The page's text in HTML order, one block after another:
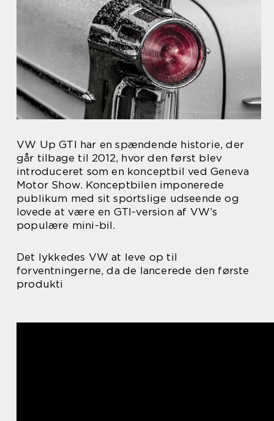
VW Up GTI har en spændende historie, der
går tilbage til 2012, hvor den først blev
introduceret som en konceptbil ved Geneva
Motor Show. Konceptbilen imponerede
publikum med sit sportslige udseende og
lovede at være en GTI-version af VW’s
populære mini-bil.
Det lykkedes VW at leve op til
forventningerne, da de lancerede den første
produkti